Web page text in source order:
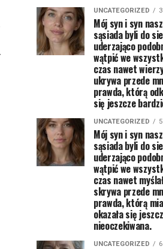
UNCATEGORIZED
Mój syn i syn
sąsiada byli do
uderzająco
wątpić we
czas nawet
ukrywa przede
prawda, którą
się jeszcze
UNCATEGORIZED
Mój syn i syn
sąsiada byli do
uderzająco
wątpić we
czas nawet
skrywa przede
prawda, którą
okazała się
nieoczekiwana.
UNCATEGORIZED